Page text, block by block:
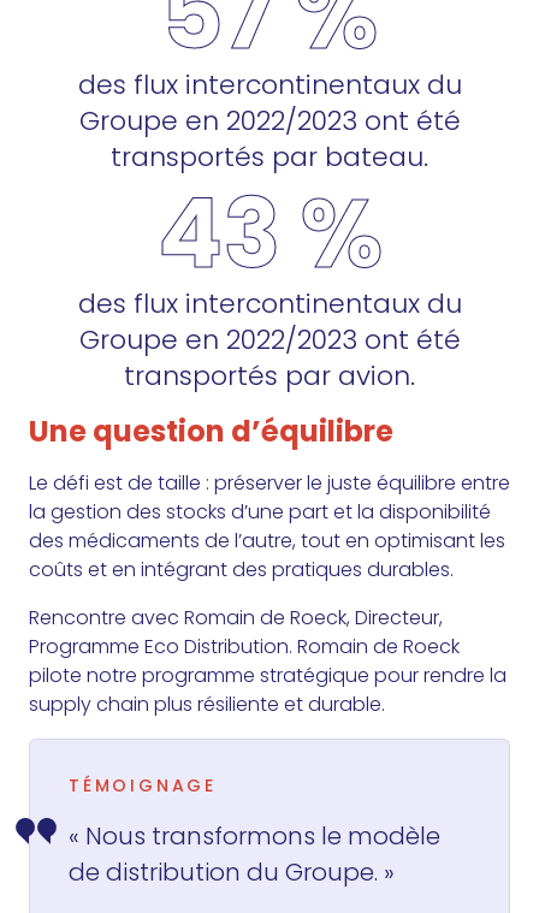
des flux intercontinentaux du
Groupe en 2022/2023 ont été
transportés par bateau.
43 %
des flux intercontinentaux du
Groupe en 2022/2023 ont été
transportés par avion.
Une question d’équilibre
Le défi est de taille : préserver le juste équilibre entre
la gestion des stocks d’une part et la disponibilité
des médicaments de l’autre, tout en optimisant les
coûts et en intégrant des pratiques durables.
Rencontre avec Romain de Roeck, Directeur,
Programme Eco Distribution. Romain de Roeck
pilote notre programme stratégique pour rendre la
supply chain plus résiliente et durable.
TÉMOIGNAGE
« Nous transformons le modèle
de distribution du Groupe. »